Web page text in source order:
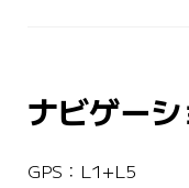
ナビゲー
GPS：L1+L5